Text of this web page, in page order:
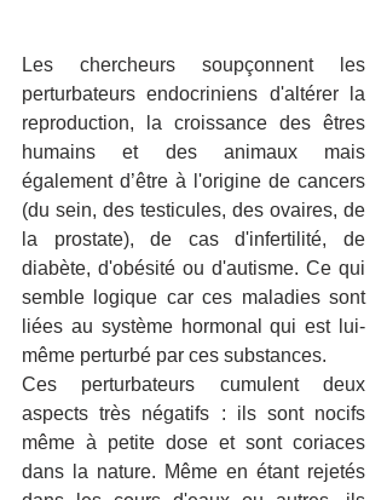
Les chercheurs soupçonnent les
perturbateurs endocriniens d'altérer la
reproduction, la croissance des êtres
humains et des animaux mais
également d’être à l'origine de cancers
(du sein, des testicules, des ovaires, de
la prostate), de cas d'infertilité, de
diabète, d'obésité ou d'autisme. Ce qui
semble logique car ces maladies sont
liées au système hormonal qui est lui-
même perturbé par ces substances.
Ces perturbateurs cumulent deux
aspects très négatifs : ils sont nocifs
même à petite dose et sont coriaces
dans la nature. Même en étant rejetés